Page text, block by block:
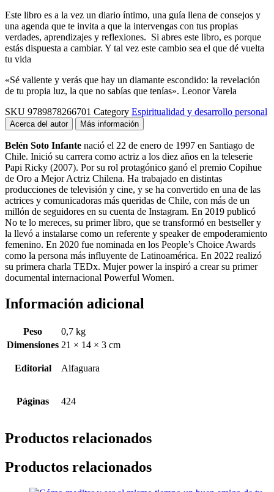
Este libro es a la vez un diario íntimo, una guía llena de consejos y
una agenda que te invita a que la intervengas con tus propias
verdades, aprendizajes y reflexiones. Si abres este libro, es porque
estás dispuesta a cambiar. Y tal vez este cambio sea el que dé vuelta
tu vida
«Sé valiente y verás que hay un diamante escondido: la revelación
de tu propia luz, la que no sabías que tenías». Leonor Varela
SKU 9789878266701 Category Espiritualidad y desarrollo personal
Acerca del autor Más información
Belén Soto Infante nació el 22 de enero de 1997 en Santiago de
Chile. Inició su carrera como actriz a los diez años en la teleserie
Papi Ricky (2007). Por su rol protagónico ganó el premio Copihue
de Oro a Mejor Actriz Chilena. Ha trabajado en distintas
producciones de televisión y cine, y se ha convertido en una de las
actrices y comunicadoras más queridas de Chile, con más de un
millón de seguidores en su cuenta de Instagram. En 2019 publicó
No te lo mereces, su primer libro, que se transformó en bestseller y
la llevó a instalarse como un referente y speaker de empoderamiento
femenino. En 2020 fue nominada en los People’s Choice Awards
como la persona más influyente de Latinoamérica. En 2022 realizó
su primera charla TEDx. Mujer power la inspiró a crear su primer
documental internacional Powerful Women.
Información adicional
Peso
0,7 kg
Dimensiones 21 × 14 × 3 cm
Editorial Alfaguara
Páginas 424
Productos relacionados
Productos relacionados